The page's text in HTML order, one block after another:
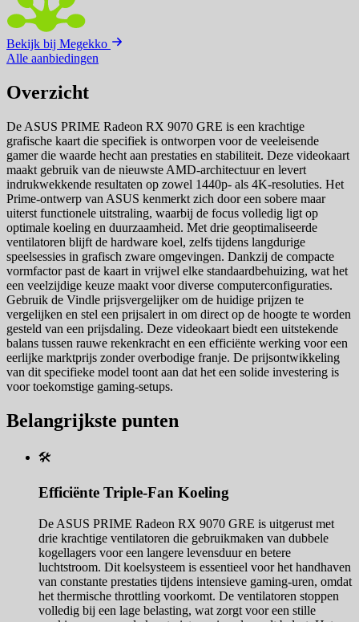
Bekijk bij Megekko
Alle aanbiedingen
Overzicht
De ASUS PRIME Radeon RX 9070 GRE is een krachtige
grafische kaart die specifiek is ontworpen voor de veeleisende
gamer die waarde hecht aan prestaties en stabiliteit. Deze videokaart
maakt gebruik van de nieuwste AMD-architectuur en levert
indrukwekkende resultaten op zowel 1440p- als 4K-resoluties. Het
Prime-ontwerp van ASUS kenmerkt zich door een sobere maar
uiterst functionele uitstraling, waarbij de focus volledig ligt op
optimale koeling en duurzaamheid. Met drie geoptimaliseerde
ventilatoren blijft de hardware koel, zelfs tijdens langdurige
speelsessies in grafisch zware omgevingen. Dankzij de compacte
vormfactor past de kaart in vrijwel elke standaardbehuizing, wat het
een veelzijdige keuze maakt voor diverse computerconfiguraties.
Gebruik de Vindle prijsvergelijker om de huidige prijzen te
vergelijken en stel een prijsalert in om direct op de hoogte te worden
gesteld van een prijsdaling. Deze videokaart biedt een uitstekende
balans tussen rauwe rekenkracht en een efficiënte werking voor een
eerlijke marktprijs zonder overbodige franje. De prijsontwikkeling
van dit specifieke model toont aan dat het een solide investering is
voor toekomstige gaming-setups.
Belangrijkste punten
🛠️
Efficiënte Triple-Fan Koeling
De ASUS PRIME Radeon RX 9070 GRE is uitgerust met
drie krachtige ventilatoren die gebruikmaken van dubbele
kogellagers voor een langere levensduur en betere
luchtstroom. Dit koelsysteem is essentieel voor het handhaven
van constante prestaties tijdens intensieve gaming-uren, omdat
het thermische throttling voorkomt. De ventilatoren stoppen
volledig bij een lage belasting, wat zorgt voor een stille